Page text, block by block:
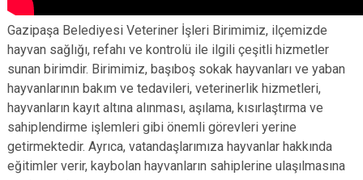
Gazipaşa Belediyesi Veteriner İşleri Birimimiz, ilçemizde
hayvan sağlığı, refahı ve kontrolü ile ilgili çeşitli hizmetler
sunan birimdir. Birimimiz, başıboş sokak hayvanları ve yaban
hayvanlarının bakım ve tedavileri, veterinerlik hizmetleri,
hayvanların kayıt altına alınması, aşılama, kısırlaştırma ve
sahiplendirme işlemleri gibi önemli görevleri yerine
getirmektedir. Ayrıca, vatandaşlarımıza hayvanlar hakkında
eğitimler verir, kaybolan hayvanların sahiplerine ulaşılmasına